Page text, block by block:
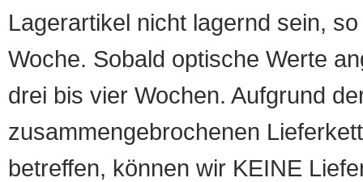
Lagerartikel nicht lagernd sein,
Woche. Sobald optische Werte
drei bis vier Wochen. Aufgrund
zusammengebrochenen
betreffen, können wir KEINE